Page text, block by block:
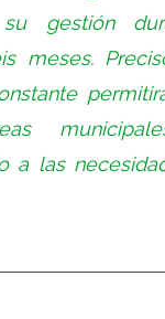
su gestión
meses.
a las